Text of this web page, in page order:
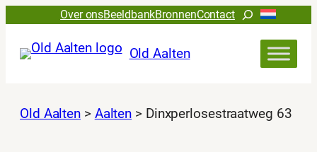
Over onsBeeldbankBronnenContactZoeken
Old Aalten
Old Aalten > Aalten > Dinxperlosestraatweg 63